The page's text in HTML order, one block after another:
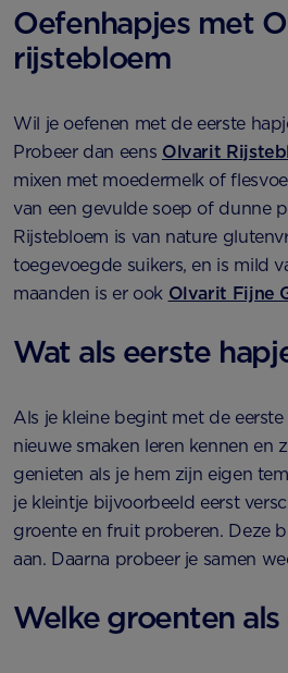
Oefenhapjes met
rijstebloem
Wil je oefenen met de eerste
Probeer dan eens Olvarit
mixen met moedermelk of
van een gevulde soep of dunne
Rijstebloem is van nature
toegevoegde suikers, en is mild
maanden is er ook Olvarit Fijne
Wat als eerste
Als je kleine begint met de eerste
nieuwe smaken leren kennen en
genieten als je hem zijn eigen
je kleintje bijvoorbeeld eerst
groente en fruit proberen. Deze
aan. Daarna probeer je samen
Welke groenten